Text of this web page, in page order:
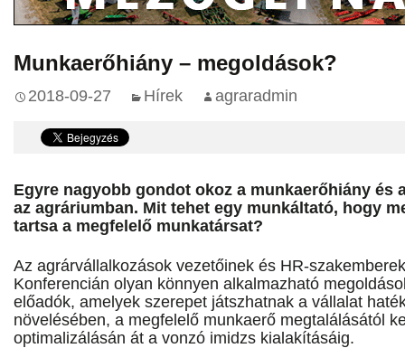
Munkaerőhiány – megoldások?
2018-09-27 Hírek agraradmin
Egyre nagyobb gondot okoz a munkaerőhiány és
az agráriumban. Mit tehet egy munkáltató, hogy
tartsa a megfelelő munkatársat?
Az agrárvállalkozások vezetőinek és HR-
Konferencián olyan könnyen alkalmazható
előadók, amelyek szerepet játszhatnak a vállalat
növelésében, a megfelelő munkaerő megtalálásától
optimalizálásán át a vonzó imidzs kialakításáig.